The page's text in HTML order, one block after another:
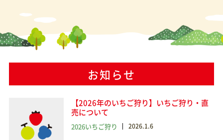
お知らせ
【2026年のいちご狩り】いちご狩り・直
売について
2026いちご狩り 2026.1.6